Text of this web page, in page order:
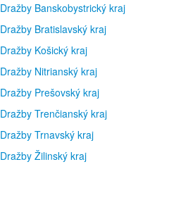
Dražby Banskobystrický kraj
Dražby Bratislavský kraj
Dražby Košický kraj
Dražby Nitrianský kraj
Dražby Prešovský kraj
Dražby Trenčianský kraj
Dražby Trnavský kraj
Dražby Žilinský kraj